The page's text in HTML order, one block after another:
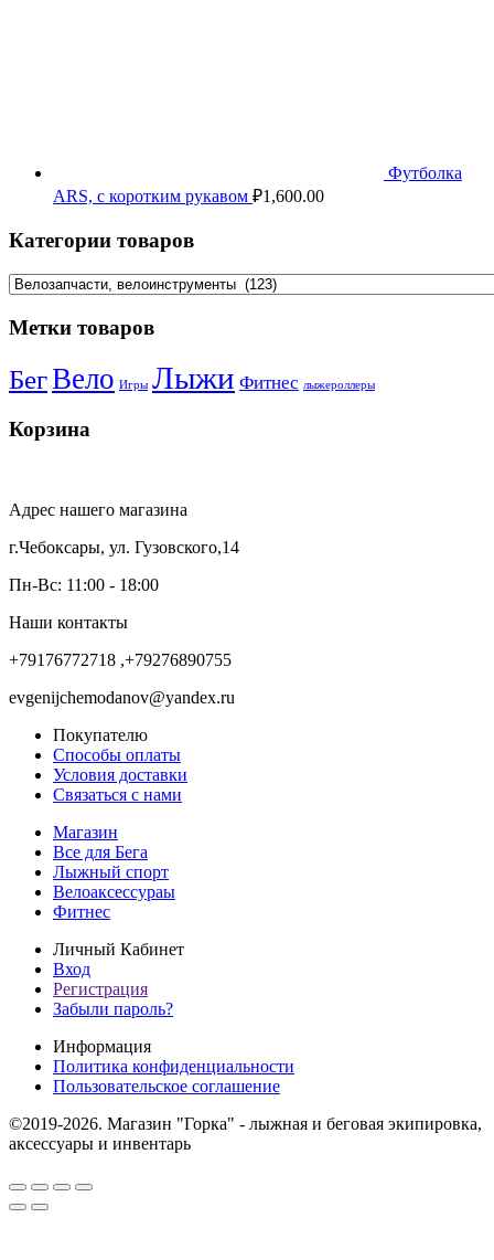
Футболка
ARS, с коротким рукавом ₽1,600.00
Категории товаров
Метки товаров
БегВело Игры Лыжи Фитнес лыжероллеры
Корзина
Адрес нашего магазина
г.Чебоксары, ул. Гузовского,14
Пн-Вс: 11:00 - 18:00
Наши контакты
+79176772718 ,+79276890755
evgenijchemodanov@yandex.ru
Покупателю
Способы оплаты
Условия доставки
Связаться с нами
Магазин
Все для Бега
Лыжный спорт
Велоаксессураы
Фитнес
Личный Кабинет
Вход
Регистрация
Забыли пароль?
Информация
Политика конфиденциальности
Пользовательское соглашение
©2019-2026. Магазин "Горка" - лыжная и беговая экипировка,
аксессуары и инвентарь